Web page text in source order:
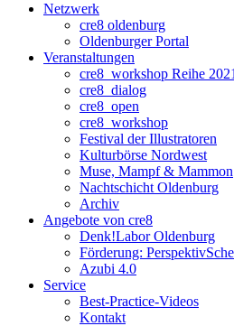
Netzwerk
cre8 oldenburg
Oldenburger Portal
Veranstaltungen
cre8_workshop Reihe 2021
cre8_dialog
cre8_open
cre8_workshop
Festival der Illustratoren
Kulturbörse Nordwest
Muse, Mampf & Mammon
Nachtschicht Oldenburg
Archiv
Angebote von cre8
Denk!Labor Oldenburg
Förderung:
Azubi 4.0
Service
Best-Practice-Videos
Kontakt